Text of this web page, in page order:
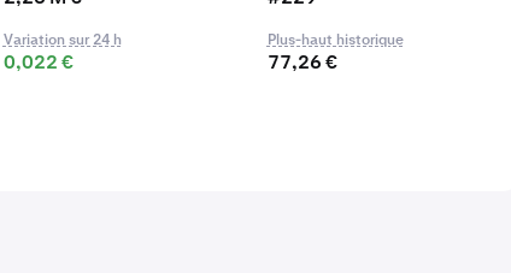
Variation sur 24 h
0,022 €
Plus-haut historique
77,26 €